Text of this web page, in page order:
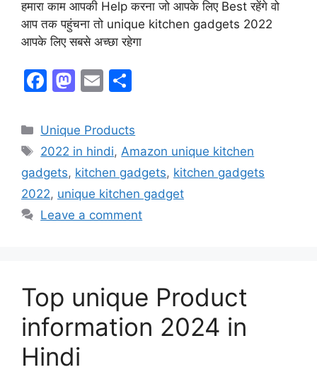
हमारा काम आपकी Help करना जो आपके लिए Best रहेंगे वो
आप तक पहुंचना तो unique kitchen gadgets 2022
आपके लिए सबसे अच्छा रहेगा
F
c
e
b
o
o
M
st
o
d
o
n
E
ai
l
ar
e
Unique Products
2022 in hindi, Amazon unique kitchen
gadgets, kitchen gadgets, kitchen gadgets
2022, unique kitchen gadget
Leave a comment
Top unique Product
information 2024 in
Hindi